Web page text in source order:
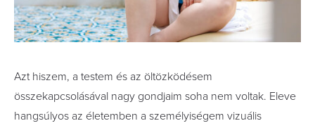
Azt hiszem, a testem és az öltözködésem
összekapcsolásával nagy gondjaim soha nem voltak. Eleve
hangsúlyos az életemben a személyiségem vizuális